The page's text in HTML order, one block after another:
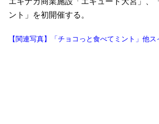
ント」を初開催する。
【関連写真】「チョコっと食べてミント」他